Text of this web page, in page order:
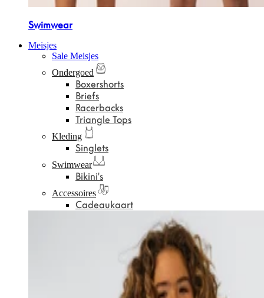
Swimwear
Meisjes
Sale Meisjes
Ondergoed
Boxershorts
Briefs
Racerbacks
Triangle Tops
Kleding
Singlets
Swimwear
Bikini's
Accessoires
Cadeaukaart